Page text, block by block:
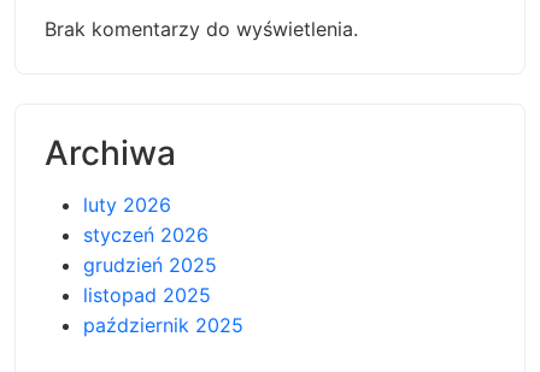
Brak komentarzy do wyświetlenia.
Archiwa
luty 2026
styczeń 2026
grudzień 2025
listopad 2025
październik 2025